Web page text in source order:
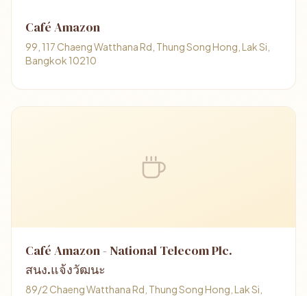
Café Amazon
99, 117 Chaeng Watthana Rd, Thung Song Hong, Lak Si,
Bangkok 10210
Café Amazon - National Telecom Plc.
สนง.แจ้งวัฒนะ
89/2 Chaeng Watthana Rd, Thung Song Hong, Lak Si,